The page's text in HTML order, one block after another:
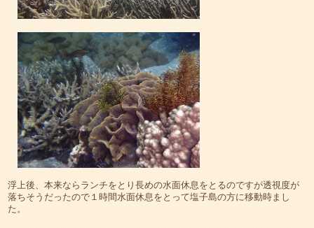
浮上後、本来ならランチをとり長めの水面休息をとるのですが透視度が
落ちそうだったので１時間水面休息をとって塩子島の方に移動時まし
た。